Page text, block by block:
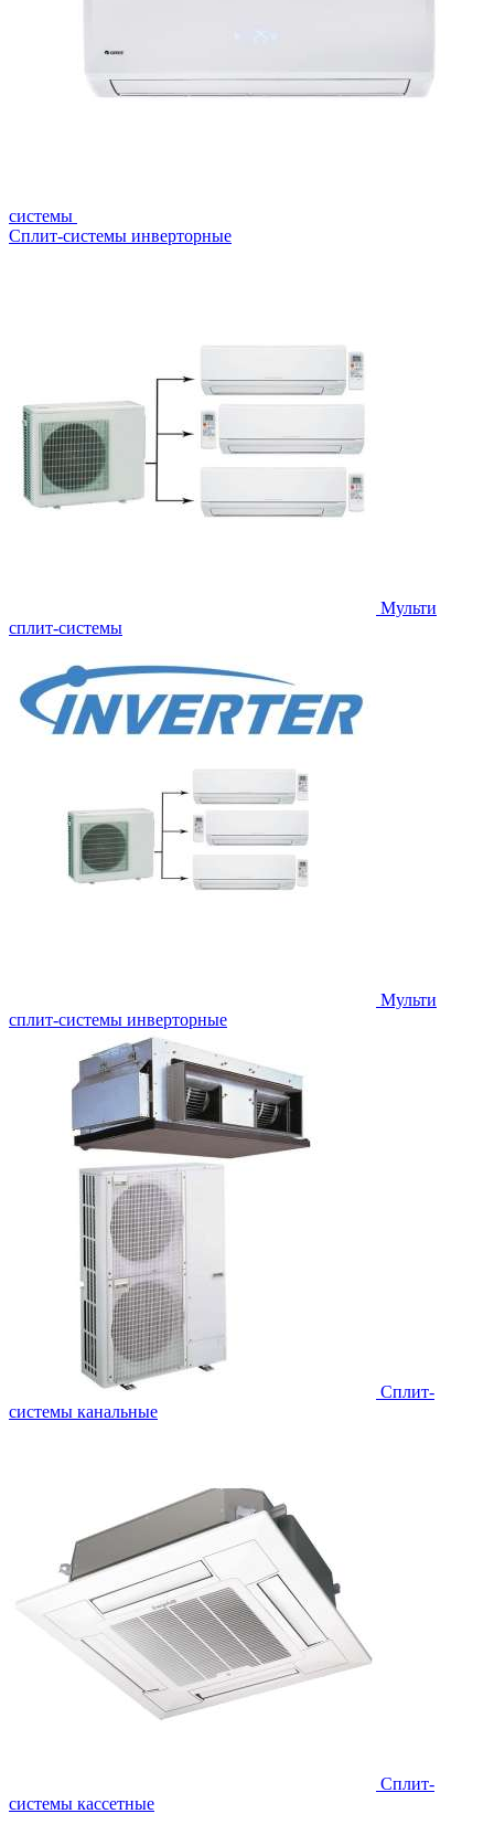
системы
Сплит-системы инверторные
Мульти
сплит-системы
Мульти
сплит-системы инверторные
Сплит-
системы канальные
Сплит-
системы кассетные